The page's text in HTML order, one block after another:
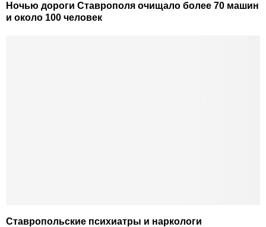
Ночью дороги Ставрополя очищало более 70 машин
и около 100 человек
Ставропольские психиатры и наркологи